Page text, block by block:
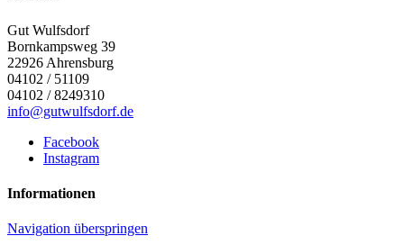
Gut Wulfsdorf
Bornkampsweg 39
22926 Ahrensburg
04102 / 51109
04102 / 8249310
info@gutwulfsdorf.de
Facebook
Instagram
Informationen
Navigation überspringen